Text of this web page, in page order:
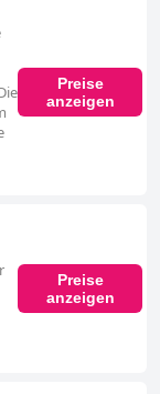
Preise
anzeigen
Preise
anzeigen